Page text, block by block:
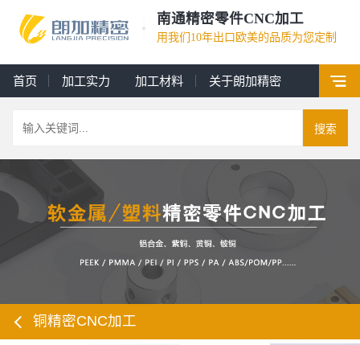
南通精密零件CNC加工
用我们10年出口欧美的品质为您定制
首页 加工实力 加工材料 关于朗加精密
搜索
铜精密CNC加工